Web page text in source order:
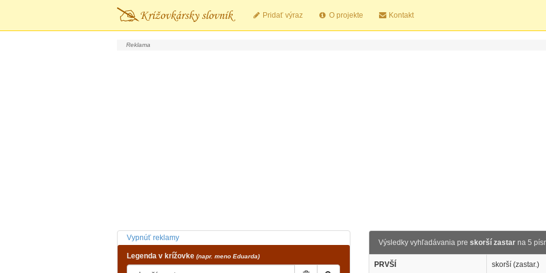
Pridať výraz O projekte Kontakt
Vypnúť reklamy
Legenda v krížovke (napr. meno Eduarda)
Výsledky vyhľadávania pre skorší zastarna 5
PRVŠÍ skorší (zastar.)